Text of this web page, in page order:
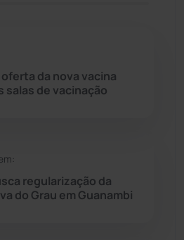
da nova vacina
salas de vacinação
regularização da
do Grau em Guanambi